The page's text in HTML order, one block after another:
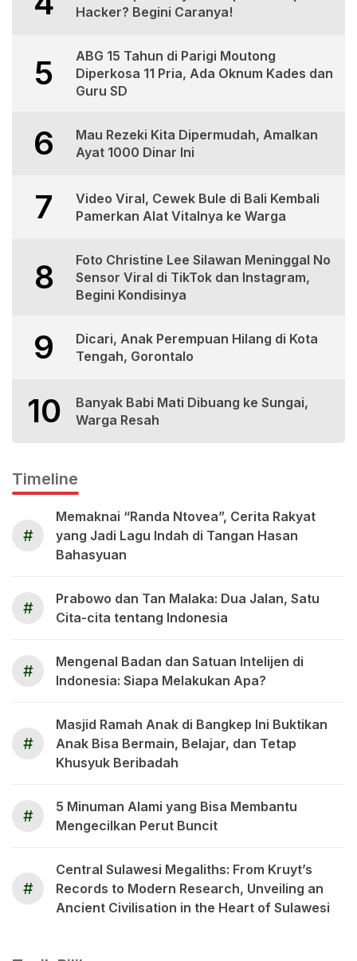
Hacker? Begini Caranya!
5
ABG 15 Tahun di Parigi Moutong
Diperkosa 11 Pria, Ada Oknum Kades dan
Guru SD
6
Mau Rezeki Kita Dipermudah, Amalkan
Ayat 1000 Dinar Ini
7
Video Viral, Cewek Bule di Bali Kembali
Pamerkan Alat Vitalnya ke Warga
8
Foto Christine Lee Silawan Meninggal No
Sensor Viral di TikTok dan Instagram,
Begini Kondisinya
9
Dicari, Anak Perempuan Hilang di Kota
Tengah, Gorontalo
10
Banyak Babi Mati Dibuang ke Sungai,
Warga Resah
Timeline
#
Memaknai “Randa Ntovea”, Cerita Rakyat
yang Jadi Lagu Indah di Tangan Hasan
Bahasyuan
#
Prabowo dan Tan Malaka: Dua Jalan, Satu
Cita-cita tentang Indonesia
#
Mengenal Badan dan Satuan Intelijen di
Indonesia: Siapa Melakukan Apa?
#
Masjid Ramah Anak di Bangkep Ini Buktikan
Anak Bisa Bermain, Belajar, dan Tetap
Khusyuk Beribadah
#
5 Minuman Alami yang Bisa Membantu
Mengecilkan Perut Buncit
#
Central Sulawesi Megaliths: From Kruyt’s
Records to Modern Research, Unveiling an
Ancient Civilisation in the Heart of Sulawesi